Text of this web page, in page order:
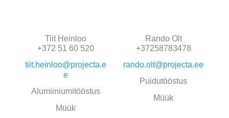
Tiit Heinloo
+372 51 60 520
tiit.heinloo@projecta.e
e
Alumiiniumitööstus
Müük
Rando Olt
+37258783478
rando.olt@projecta.ee
Puidutööstus
Müük